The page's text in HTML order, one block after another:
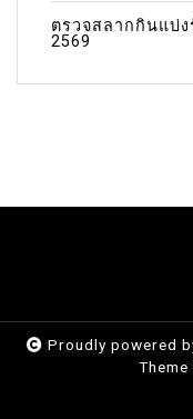
ตรวจสลากกินแบ่
2569
Proudly powered